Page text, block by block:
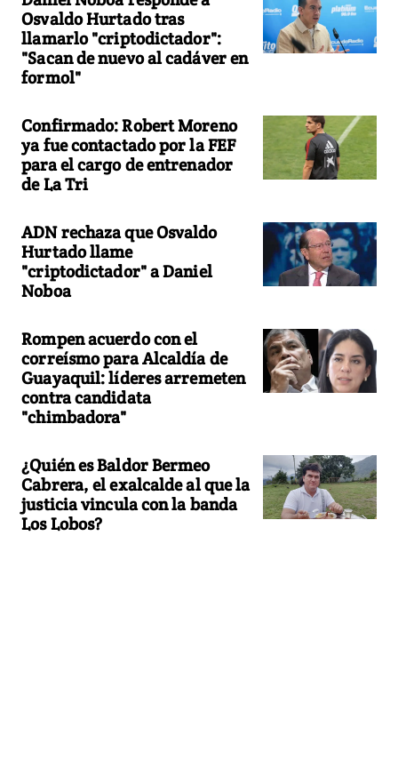
Osvaldo Hurtado tras
llamarlo "criptodictador":
"Sacan de nuevo al cadáver en
formol"
Confirmado: Robert Moreno
ya fue contactado por la FEF
para el cargo de entrenador
de La Tri
ADN rechaza que Osvaldo
Hurtado llame
"criptodictador" a Daniel
Noboa
Rompen acuerdo con el
correísmo para Alcaldía de
Guayaquil: líderes arremeten
contra candidata
"chimbadora"
¿Quién es Baldor Bermeo
Cabrera, el exalcalde al que la
justicia vincula con la banda
Los Lobos?